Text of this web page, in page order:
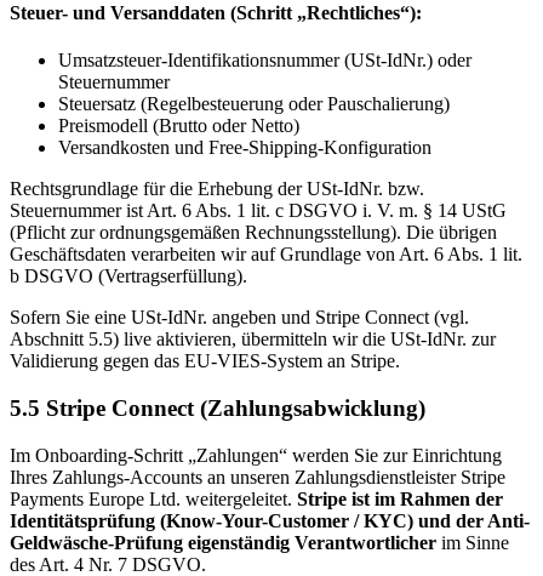
Steuer- und Versanddaten (Schritt „Rechtliches“):
Umsatzsteuer-Identifikationsnummer (USt-IdNr.) oder
Steuernummer
Steuersatz (Regelbesteuerung oder Pauschalierung)
Preismodell (Brutto oder Netto)
Versandkosten und Free-Shipping-Konfiguration
Rechtsgrundlage für die Erhebung der USt-IdNr. bzw.
Steuernummer ist Art. 6 Abs. 1 lit. c DSGVO i. V. m. § 14 UStG
(Pflicht zur ordnungsgemäßen Rechnungsstellung). Die übrigen
Geschäftsdaten verarbeiten wir auf Grundlage von Art. 6 Abs. 1 lit.
b DSGVO (Vertragserfüllung).
Sofern Sie eine USt-IdNr. angeben und Stripe Connect (vgl.
Abschnitt 5.5) live aktivieren, übermitteln wir die USt-IdNr. zur
Validierung gegen das EU-VIES-System an Stripe.
5.5 Stripe Connect (Zahlungsabwicklung)
Im Onboarding-Schritt „Zahlungen“ werden Sie zur Einrichtung
Ihres Zahlungs-Accounts an unseren Zahlungsdienstleister Stripe
Payments Europe Ltd. weitergeleitet. Stripe ist im Rahmen der
Identitätsprüfung (Know-Your-Customer / KYC) und der Anti-
Geldwäsche-Prüfung eigenständig Verantwortlicher im Sinne
des Art. 4 Nr. 7 DSGVO.